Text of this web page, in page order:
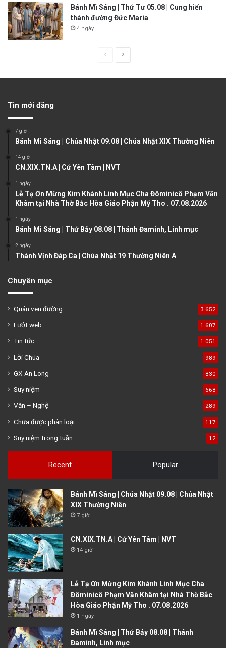
Bánh Mì Sáng | Thứ Tư 05.08 | Cung hiến
thánh đường Đức Maria
4 ngày
u
p
g
g
Tin mới đăng
7 giờ
Bánh Mì Sáng | Chúa Nhật 09.08 | Chúa Nhật XIX Thường Niên
14 giờ
CN.XIX.TN.A | Cứ Yên Tâm | NVT
1 ngày
Lễ Tạ Ơn Mừng Kim Khánh Linh Mục Cha Đôminicô Phạm Văn
Khâm tại Nhà Thờ Bắc Hòa Giáo Phận Mỹ Tho . 07.08.2026
1 ngày
Bánh Mì Sáng | Thứ Bảy 08.08 | Thánh Đaminh, Linh mục
2 ngày
Thánh Vịnh Đáp Ca | Chúa Nhật 19 Thường Niên A
Chuyên mục
Quán ven đường 3.652
Lướt web 1.607
Tin tức 1.051
Lời Chúa 989
GX An Long 830
Suy niệm 668
Văn – Nghệ 289
Chưa được phân loại 117
Suy niệm trong tuần 12
Recent Popular
Bánh Mì Sáng | Chúa Nhật 09.08 | Chúa Nhật
XIX Thường Niên
7 giờ
CN.XIX.TN.A | Cứ Yên Tâm | NVT
14 giờ
Lễ Tạ Ơn Mừng Kim Khánh Linh Mục Cha
Đôminicô Phạm Văn Khâm tại Nhà Thờ Bắc
Hòa Giáo Phận Mỹ Tho . 07.08.2026
1 ngày
Bánh Mì Sáng | Thứ Bảy 08.08 | Thánh
Đaminh, Linh mục